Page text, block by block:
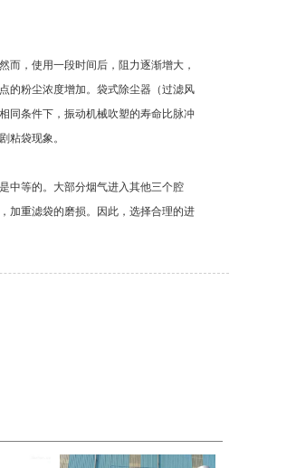
而，使用一段时间后，阻力逐渐增大，
的粉尘浓度增加。袋式除尘器（过滤风
同条件下，振动机械吹塑的寿命比脉冲
粘袋现象。
中等的。大部分烟气进入其他三个腔
加重滤袋的磨损。因此，选择合理的进